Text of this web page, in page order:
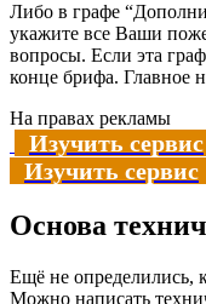
Либо в графе
укажите все Ваши
вопросы. Если эта
конце брифа. Главное
На правах рекламы
Изучить сервис
Изучить сервис
Основа
Ещё не определились,
Можно написать